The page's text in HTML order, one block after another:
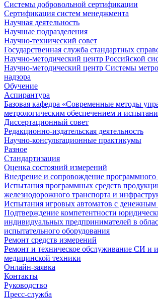
Системы добровольной сертификации
Сертификация систем менеджмента
Научная деятельность
Научные подразделения
Научно-технический совет
Государственная служба стандартных
Научно-методический центр Российской
Научно-методический центр Системы
надзора
Обучение
Аспирантура
Базовая кафедра «Современные методы
метрологическим обеспечением и
Диссертационный совет
Редакционно-издательская деятельность
Научно-консультационные практикумы
Разное
Стандартизация
Оценка состояний измерений
Внедрение и сопровождение программного
Испытания программных средств
железнодорожного транспорта и
Испытания игровых автоматов с
Подтверждение компетентности
индивидуальных предпринимателей в
испытательного оборудования
Ремонт средств измерений
Ремонт и техническое обслуживание СИ и
медицинской техники
Онлайн-заявка
Контакты
Руководство
Пресс-служба